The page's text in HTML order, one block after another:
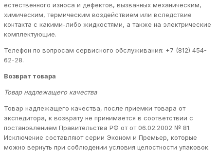
естественного износа и дефектов, вызванных механическим,
химическим, термическим воздействием или вследствие
контакта с какими-либо жидкостями, а также на электрические
комплектующие.
Телефон по вопросам сервисного обслуживания: +7 (812) 454-
62-28.
Возврат товара
Товар надлежащего качества
Товар надлежащего качества, после приемки товара от
экспедитора, к возврату не принимается в соответствии с
постановлением Правительства РФ от от 06.02.2002 № 81.
Исключение составляют серии Эконом и Премьер, которые
можно вернуть при соблюдении условия целостности упаковок.